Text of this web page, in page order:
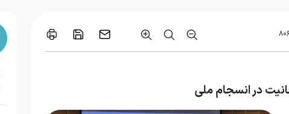
در انسجام ملی